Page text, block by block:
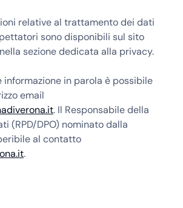
relative al trattamento dei dati
sono disponibili sul sito
sezione dedicata alla privacy.
informazione in parola è possibile
email
. Il Responsabile della
(RPD/DPO) nominato dalla
al contatto
.